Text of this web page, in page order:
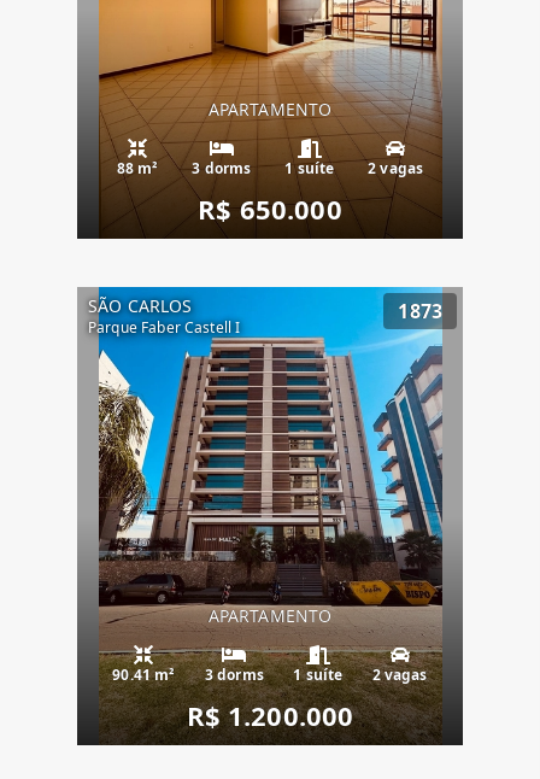
APARTAMENTO
88 m² 3 dorms 1 suíte 2 vagas
R$ 650.000
SÃO CARLOS
Parque Faber Castell I
1873
APARTAMENTO
90.41 m² 3 dorms 1 suíte 2 vagas
R$ 1.200.000